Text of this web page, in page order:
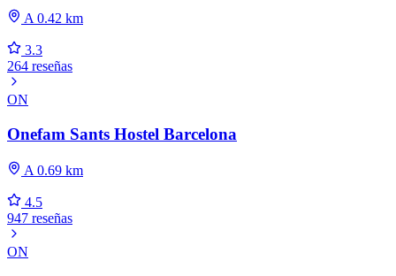
A 0.42 km
3.3
264 reseñas
ON
Onefam Sants Hostel Barcelona
A 0.69 km
4.5
947 reseñas
ON